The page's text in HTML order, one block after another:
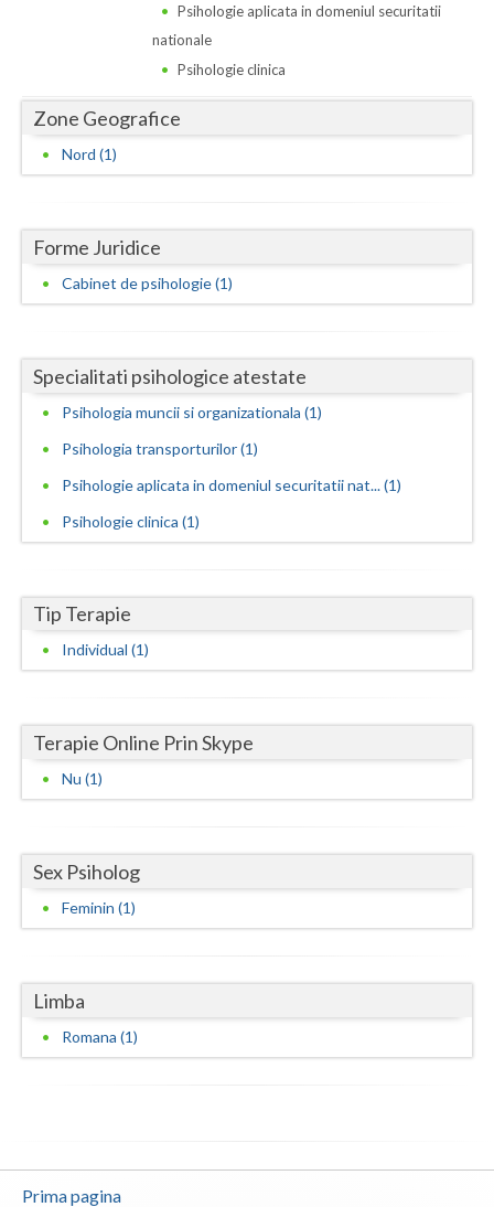
Galati
Giurgiu
Harghita
Iasi
Mehedinti
Neamt
Olt
Salaj
Satu-Mare
Suceava
Teleorman
Tulcea
Valcea
Psihologie aplicata in domeniul securitatii
nationale
Psihologie clinica
Zone Geografice
Nord (1)
Forme Juridice
Cabinet de psihologie (1)
Specialitati psihologice atestate
Psihologia muncii si organizationala (1)
Psihologia transporturilor (1)
Psihologie aplicata in domeniul securitatii nat... (1)
Psihologie clinica (1)
Tip Terapie
Individual (1)
Terapie Online Prin Skype
Nu (1)
Sex Psiholog
Feminin (1)
Limba
Romana (1)
Prima pagina